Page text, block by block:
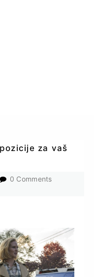
za vaš
0 Comments